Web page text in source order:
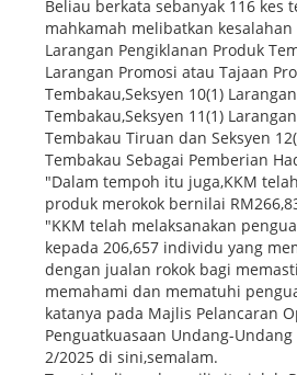
Beliau berkata sebanyak 116 kes
mahkamah melibatkan kesalahan
Larangan Pengiklanan Produk
Larangan Promosi atau Tajaan
Tembakau,Seksyen 10(1)
Tembakau,Seksyen 11(1)
Tembakau Tiruan dan Seksyen
Tembakau Sebagai Pemberian
"Dalam tempoh itu juga,KKM
produk merokok bernilai
"KKM telah melaksanakan
kepada 206,657 individu yang
dengan jualan rokok bagi
memahami dan mematuhi
katanya pada Majlis Pelancaran
Penguatkuasaan Undang-
2/2025 di sini,semalam.